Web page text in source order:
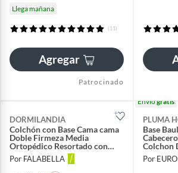
Llega mañana
(11)
Agregar
Patrocinado
DORMILANDIA
Colchón con Base Cama cama
Doble Firmeza Media
Ortopédico Resortado con
Pillow Dublín 140 x 190 cm +
2 Almohadas
Por FALABELLA
Envíogratis
PLUMA
Base
Colchon
Por